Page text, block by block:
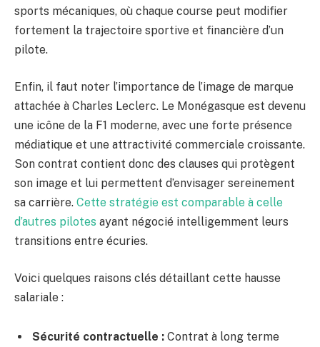
sports mécaniques, où chaque course peut modifier
fortement la trajectoire sportive et financière d’un
pilote.
Enfin, il faut noter l’importance de l’image de marque
attachée à Charles Leclerc. Le Monégasque est devenu
une icône de la F1 moderne, avec une forte présence
médiatique et une attractivité commerciale croissante.
Son contrat contient donc des clauses qui protègent
son image et lui permettent d’envisager sereinement
sa carrière. Cette stratégie est comparable à celle
d’autres pilotes ayant négocié intelligemment leurs
transitions entre écuries.
Voici quelques raisons clés détaillant cette hausse
salariale :
Sécurité contractuelle : Contrat à long terme